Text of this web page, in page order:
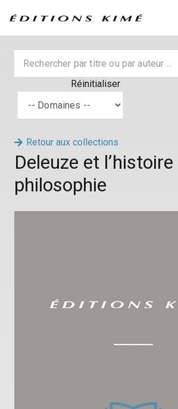
Réinitialiser
Retour aux collections
Deleuze et
philosophie